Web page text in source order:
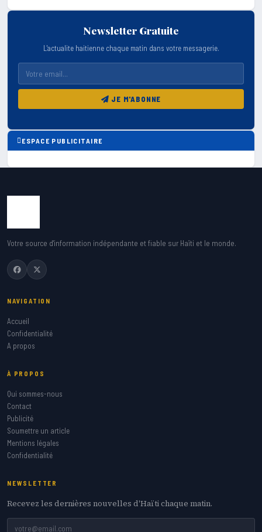
Newsletter Gratuite
L'actualite haitienne chaque matin dans votre messagerie.
JE M'ABONNE
ESPACE PUBLICITAIRE
Votre source d'information indépendante et fiable sur Haïti et le monde.
NAVIGATION
Accueil
Confidentialité
A propos
À PROPOS
Qui sommes-nous
Contact
Publicité
Soumettre un article
Mentions légales
Confidentialité
NEWSLETTER
Recevez les dernières nouvelles d'Haïti chaque matin.